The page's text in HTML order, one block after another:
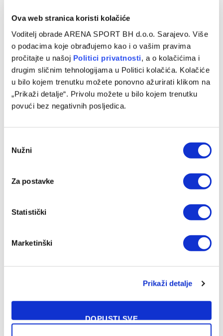
Ova web stranica koristi kolačiće
Voditelj obrade ARENA SPORT BH d.o.o. Sarajevo. Više
o podacima koje obrađujemo kao i o vašim pravima
pročitajte u našoj Politici privatnosti, a o kolačićima i
drugim sličnim tehnologijama u Politici kolačića. Kolačiće
u bilo kojem trenutku možete ponovno ažurirati klikom na
„Prikaži detalje“. Privolu možete u bilo kojem trenutku
povući bez negativnih posljedica.
Selection
Nužni
Za postavke
Statistički
Marketinški
Prikaži detalje
DOPUSTI SVE
Vincentu Tanu predstavljen projekat u Trening
centru Butmir
17/05/2024
Vincent Tan, malezijski milijarder i jedan od vlasnika
upravljačkih prava FK Sarajevo, danas je obišao Trening
centar Butmir. Tim povodom…